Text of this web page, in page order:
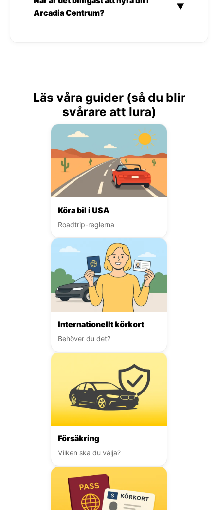
Arcadia Centrum?
▼
Läs våra guider (så du blir
svårare att lura)
Köra bil i USA
Roadtrip-reglerna
Internationellt körkort
Behöver du det?
Försäkring
Vilken ska du välja?